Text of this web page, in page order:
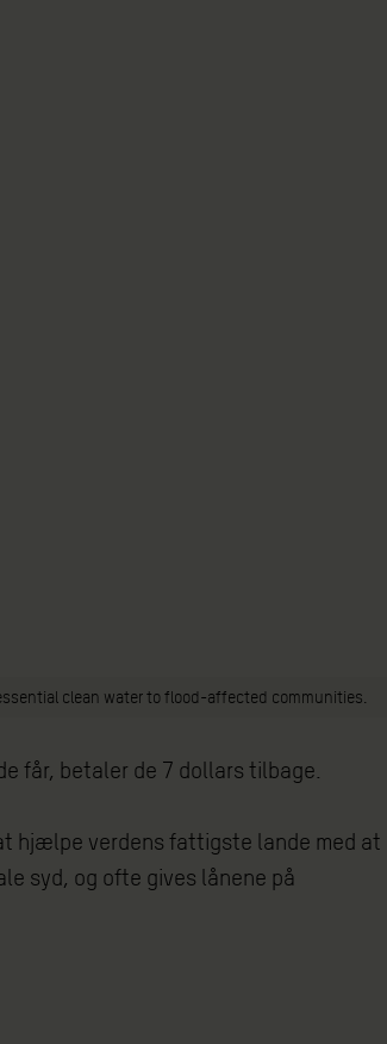
clean water to flood-affected communities.
får, betaler de 7 dollars tilbage.
hjælpe verdens fattigste lande med at
syd, og ofte gives lånene på